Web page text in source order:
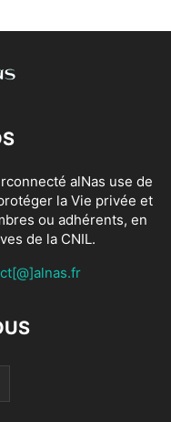
alNas use de
la Vie privée et
ou adhérents, en
de la CNIL.